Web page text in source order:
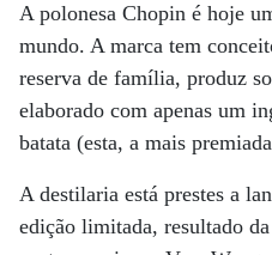
A polonesa Chopin é hoje
mundo. A marca tem
reserva de família, produz
elaborado com apenas um
batata (esta, a mais
A destilaria está prestes a
edição limitada, resultado